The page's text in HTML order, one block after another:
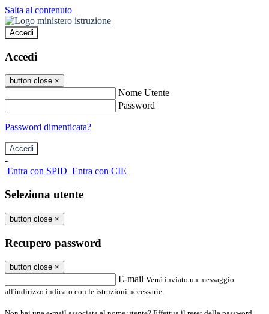
Salta al contenuto
Accedi
Accedi
button close ×
Nome Utente
Password
Password dimenticata?
-
Entra con SPID Entra con CIE
Seleziona utente
button close ×
Recupero password
button close ×
E-mail Verrà inviato un messaggio
all'indirizzo indicato con le istruzioni necessarie.